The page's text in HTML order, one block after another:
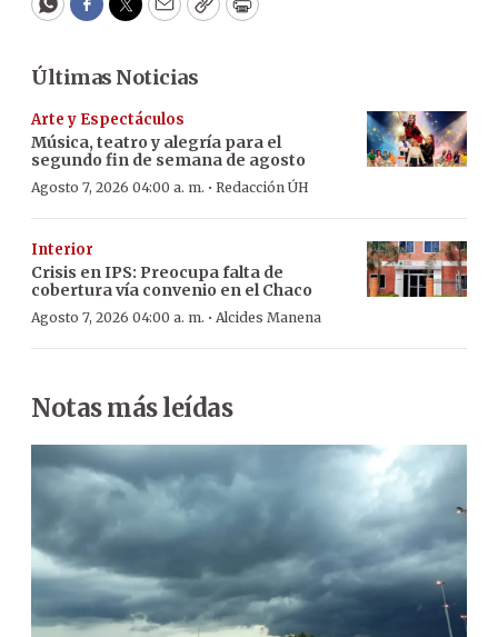
WhatsApp
Facebook
Twitter
EmailCopyPrint
Últimas Noticias
Arte y Espectáculos
Música, teatro y alegría para el
segundo fin de semana de agosto
Agosto 7, 2026 04:00 a. m. · Redacción ÚH
Interior
Crisis en IPS: Preocupa falta de
cobertura vía convenio en el Chaco
Agosto 7, 2026 04:00 a. m. · Alcides Manena
Notas más leídas